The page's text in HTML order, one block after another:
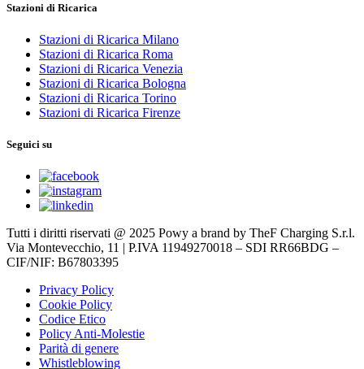
Stazioni di Ricarica
Stazioni di Ricarica Milano
Stazioni di Ricarica Roma
Stazioni di Ricarica Venezia
Stazioni di Ricarica Bologna
Stazioni di Ricarica Torino
Stazioni di Ricarica Firenze
Seguici su
Tutti i diritti riservati @ 2025 Powy a brand by TheF Charging S.r.l.
Via Montevecchio, 11 | P.IVA 11949270018 – SDI RR66BDG –
CIF/NIF: B67803395
Privacy Policy
Cookie Policy
Codice Etico
Policy Anti-Molestie
Parità di genere
Whistleblowing